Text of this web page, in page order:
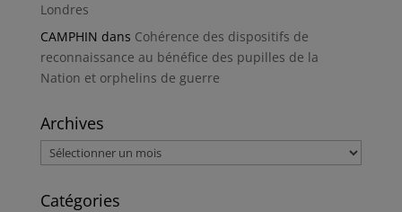
Londres
CAMPHIN dans Cohérence des dispositifs de
reconnaissance au bénéfice des pupilles de la
Nation et orphelins de guerre
Archives
Archives
Catégories